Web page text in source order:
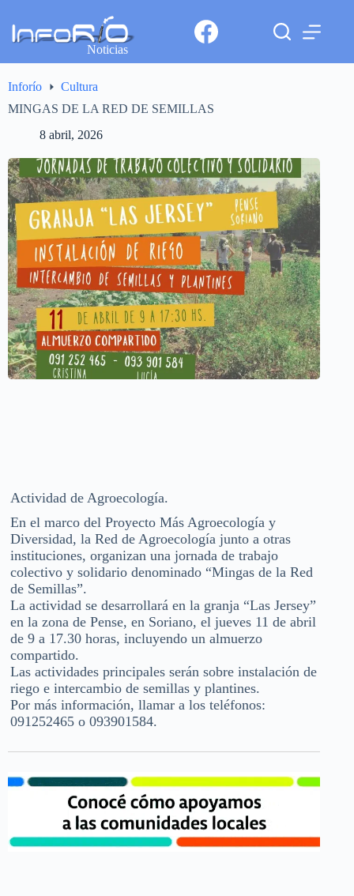
Noticias
Inforío
Cultura
MINGAS DE LA RED DE SEMILLAS
8 abril, 2026
Actividad de Agroecología.
En el marco del Proyecto Más Agroecología y
Diversidad, la Red de Agroecología junto a otras
instituciones, organizan una jornada de trabajo
colectivo y solidario denominado “Mingas de la Red
de Semillas”.
La actividad se desarrollará en la granja “Las Jersey”
en la zona de Pense, en Soriano, el jueves 11 de abril
de 9 a 17.30 horas, incluyendo un almuerzo
compartido.
Las actividades principales serán sobre instalación de
riego e intercambio de semillas y plantines.
Por más información, llamar a los teléfonos:
091252465 o 093901584.